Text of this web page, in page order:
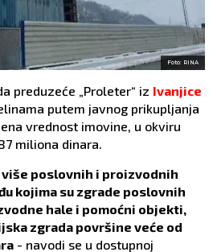
Foto: RINA
preduzeće „Proleter“ iz Ivanjice
putem javnog prikupljanja
vrednost imovine, u okviru
miliona dinara.
više poslovnih i proizvodnih
kojima su zgrade poslovnih
hale i pomoćni objekti,
zgrada površine veće od
- navodi se u dostupnoj